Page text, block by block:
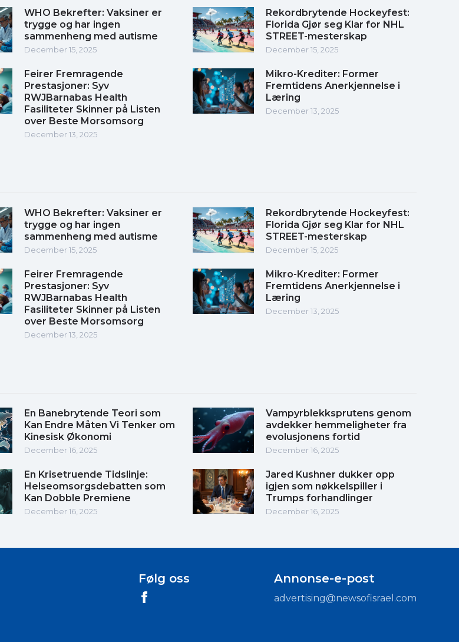
WHO Bekrefter: Vaksiner er
trygge og har ingen
sammenheng med autisme
December 15, 2025
Rekordbrytende Hockeyfest:
Florida Gjør seg Klar for NHL
STREET-mesterskap
December 15, 2025
Feirer Fremragende
Prestasjoner: Syv
RWJBarnabas Health
Fasiliteter Skinner på Listen
over Beste Morsomsorg
December 13, 2025
Mikro-Krediter: Former
Fremtidens Anerkjennelse i
Læring
December 13, 2025
WHO Bekrefter: Vaksiner er
trygge og har ingen
sammenheng med autisme
December 15, 2025
Rekordbrytende Hockeyfest:
Florida Gjør seg Klar for NHL
STREET-mesterskap
December 15, 2025
Feirer Fremragende
Prestasjoner: Syv
RWJBarnabas Health
Fasiliteter Skinner på Listen
over Beste Morsomsorg
December 13, 2025
Mikro-Krediter: Former
Fremtidens Anerkjennelse i
Læring
December 13, 2025
En Banebrytende Teori som
Kan Endre Måten Vi Tenker om
Kinesisk Økonomi
December 16, 2025
Vampyrblekksprutens genom
avdekker hemmeligheter fra
evolusjonens fortid
December 16, 2025
En Krisetruende Tidslinje:
Helseomsorgsdebatten som
Kan Dobble Premiene
December 16, 2025
Jared Kushner dukker opp
igjen som nøkkelspiller i
Trumps forhandlinger
December 16, 2025
Følg oss Annonse-e-post
advertising@newsofisrael.com